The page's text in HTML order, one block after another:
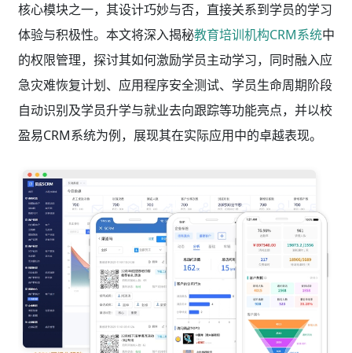
核心模块之一，其设计巧妙与否，直接关系到学员的学习
体验与积极性。本文将深入揭秘教育培训机构CRM系统中
的权限管理，探讨其如何激励学员主动学习，同时融入应
急灾难恢复计划、应用程序安全测试、学员生命周期阶段
自动识别及学员升学与就业去向跟踪等功能亮点，并以校
盈易CRM系统为例，展现其在实际应用中的卓越表现。